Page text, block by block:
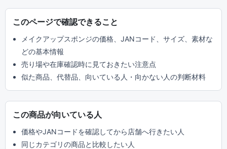
このページで確認できること
メイクアップスポンジの価格、JANコード、サイズ、素材な
どの基本情報
売り場や在庫確認時に見ておきたい注意点
似た商品、代替品、向いている人・向かない人の判断材料
この商品が向いている人
価格やJANコードを確認してから店舗へ行きたい人
同じカテゴリの商品と比較したい人